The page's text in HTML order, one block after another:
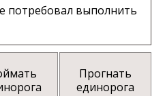
потребовал выполнить
Прогнать
единорога